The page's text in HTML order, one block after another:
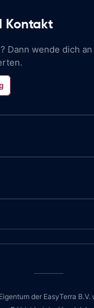
Kontakt
Dann wende dich
der EasyTerra